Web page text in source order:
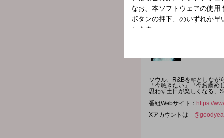
番組名
GOODYEAR
ソウル、R&Bを軸としなが
『今聴きたい』『今お薦め
思わず土日が楽しくなる、
番組Webサイト： https://
Xアカウントは「